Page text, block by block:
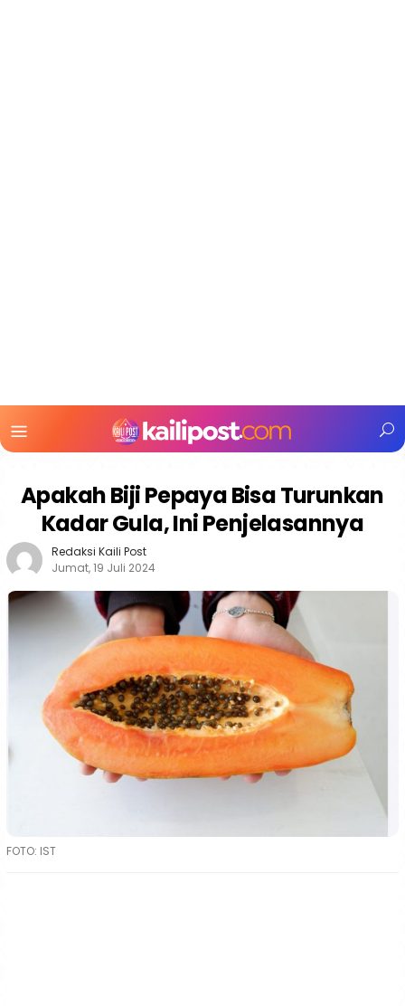
Mobile
Apakah Biji Pepaya Bisa Turunkan
Kadar Gula, Ini Penjelasannya
Redaksi Kaili Post
Jumat, 19 Juli 2024
FOTO: IST